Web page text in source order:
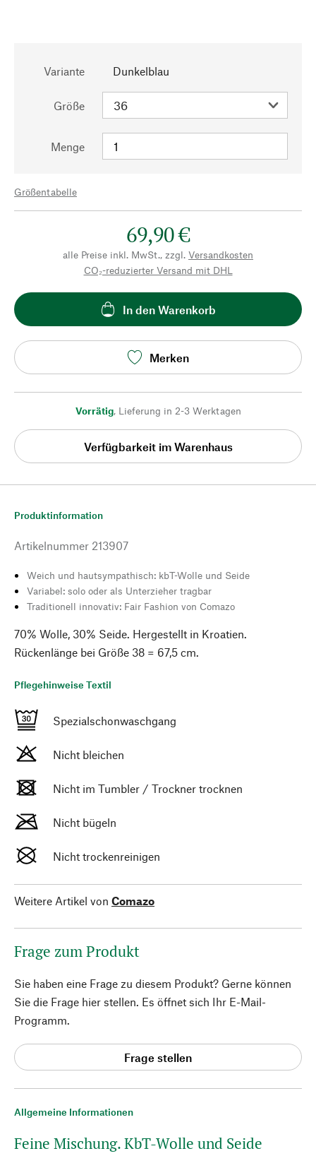
Variante Dunkelblau
Größe
Menge
Größentabelle
69,90 €
alle Preise inkl. MwSt., zzgl. Versandkosten
CO₂-reduzierter Versand mit DHL
In den Warenkorb
Merken
Vorrätig, Lieferung in 2-3 Werktagen
Verfügbarkeit im Warenhaus
Allgemeine Informationen
Feine Mischung. KbT-Wolle und Seide
Produktinformation
Artikelnummer 213907
Weich und hautsympathisch: kbT-Wolle und Seide
Variabel: solo oder als Unterzieher tragbar
Traditionell innovativ: Fair Fashion von Comazo
70% Wolle, 30% Seide. Hergestellt in Kroatien.
Rückenlänge bei Größe 38 = 67,5 cm.
Pflegehinweise Textil
Spezialschonwaschgang
Nicht bleichen
Nicht im Tumbler / Trockner trocknen
Nicht bügeln
Nicht trockenreinigen
Weitere Artikel von Comazo
Frage zum Produkt
Sie haben eine Frage zu diesem Produkt? Gerne können
Sie die Frage hier stellen. Es öffnet sich Ihr E-Mail-
Programm.
Frage stellen